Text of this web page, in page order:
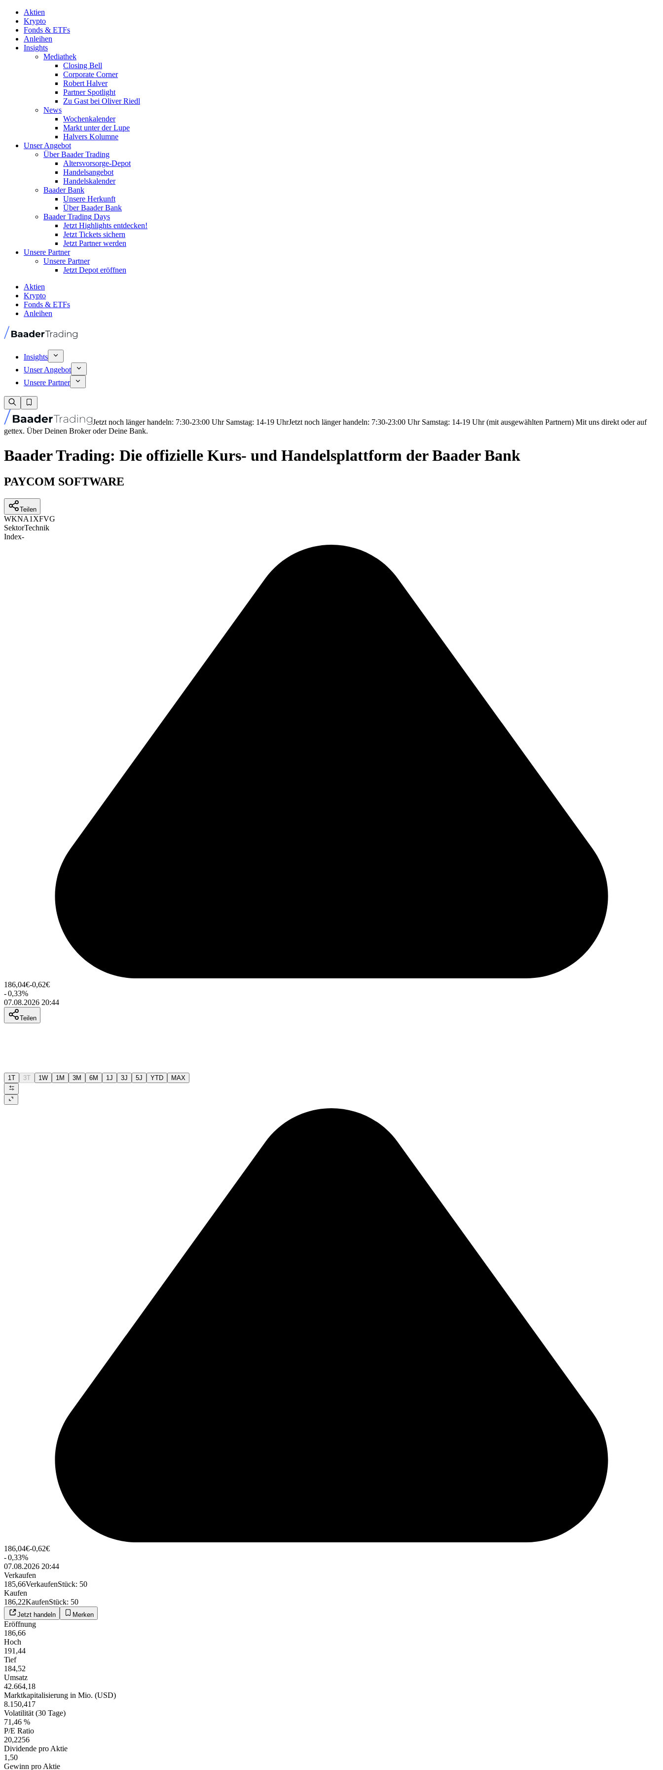
Aktien
Krypto
Fonds & ETFs
Anleihen
Insights
Mediathek
Closing Bell
Corporate Corner
Robert Halver
Partner Spotlight
Zu Gast bei Oliver Riedl
News
Wochenkalender
Markt unter der Lupe
Halvers Kolumne
Unser Angebot
Über Baader Trading
Altersvorsorge-Depot
Handelsangebot
Handelskalender
Baader Bank
Unsere Herkunft
Über Baader Bank
Baader Trading Days
Jetzt Highlights entdecken!
Jetzt Tickets sichern
Jetzt Partner werden
Unsere Partner
Unsere Partner
Jetzt Depot eröffnen
Aktien
Krypto
Fonds & ETFs
Anleihen
Insights
Unser Angebot
Unsere Partner
Jetzt noch länger handeln: 7:30-23:00 Uhr Samstag: 14-19 UhrJetzt noch länger handeln: 7:30-23:00 Uhr Samstag: 14-19 Uhr (mit ausgewählten Partnern) Mit uns direkt oder auf
gettex. Über Deinen Broker oder Deine Bank.
Baader Trading: Die offizielle Kurs- und Handelsplattform der Baader Bank
PAYCOM SOFTWARE
Teilen
WKNA1XFVG
SektorTechnik
Index-
186,04€-0,62€
-0,33%
07.08.2026 20:44
Teilen
1T 3T 1W 1M 3M 6M 1J 3J 5J YTD MAX
186,04€-0,62€
-0,33%
07.08.2026 20:44
Verkaufen
185,66VerkaufenStück: 50
Kaufen
186,22KaufenStück: 50
Jetzt handeln Merken
Eröffnung
186,66
Hoch
191,44
Tief
184,52
Umsatz
42.664,18
Marktkapitalisierung in Mio. (USD)
8.150,417
Volatilität (30 Tage)
71,46 %
P/E Ratio
20,2256
Dividende pro Aktie
1,50
Gewinn pro Aktie